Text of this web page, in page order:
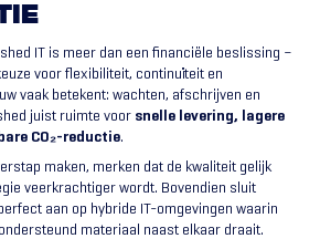
IT is meer dan een financiële beslissing –
voor flexibiliteit, continuïteit en
vaak betekent: wachten, afschrijven en
juist ruimte voor snelle levering, lagere
CO₂-reductie.
maken, merken dat de kwaliteit gelijk
veerkrachtiger wordt. Bovendien sluit
aan op hybride IT-omgevingen waarin
materiaal naast elkaar draait.